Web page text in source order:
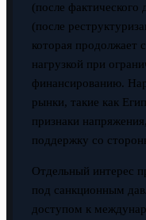
(после
(после
которая продолжает
нагрузкой при
финансированию.
рынки, такие как
признаки
поддержку со
Отдельный интерес
под санкционным
доступом к